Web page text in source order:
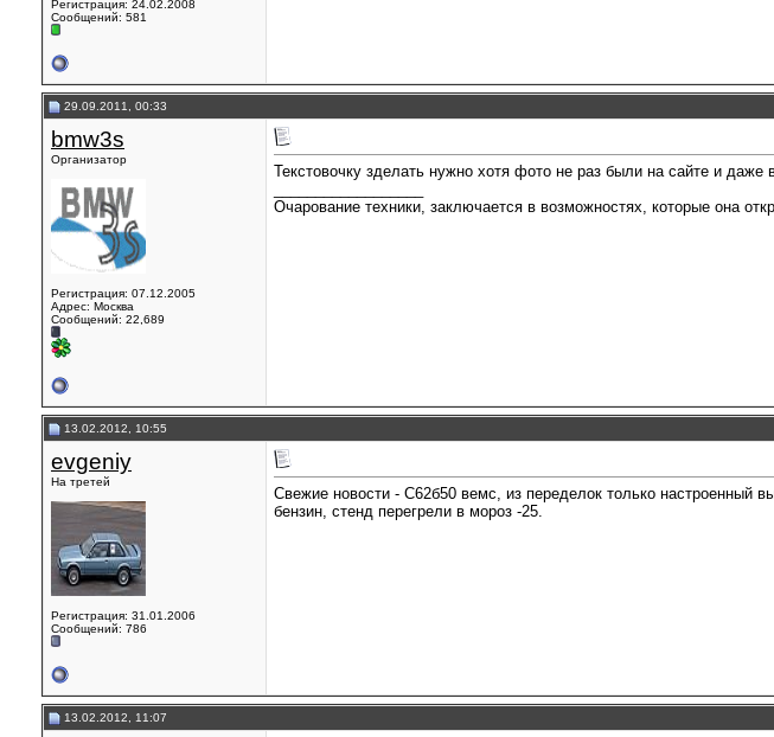
Регистрация: 24.02.2008
Сообщений: 581
29.09.2011, 00:33
bmw3s
Организатор
Регистрация: 07.12.2005
Адрес: Москва
Сообщений: 22,689
Текстовочку зделать нужно хотя фото не раз были на сайте и даже
Очарование техники, заключается в возможностях, которые она
13.02.2012, 10:55
evgeniy
На третей
Регистрация: 31.01.2006
Сообщений: 786
Свежие новости - С62б50 вемс, из переделок только настроенный
бензин, стенд перегрели в мороз -25.
13.02.2012, 11:07